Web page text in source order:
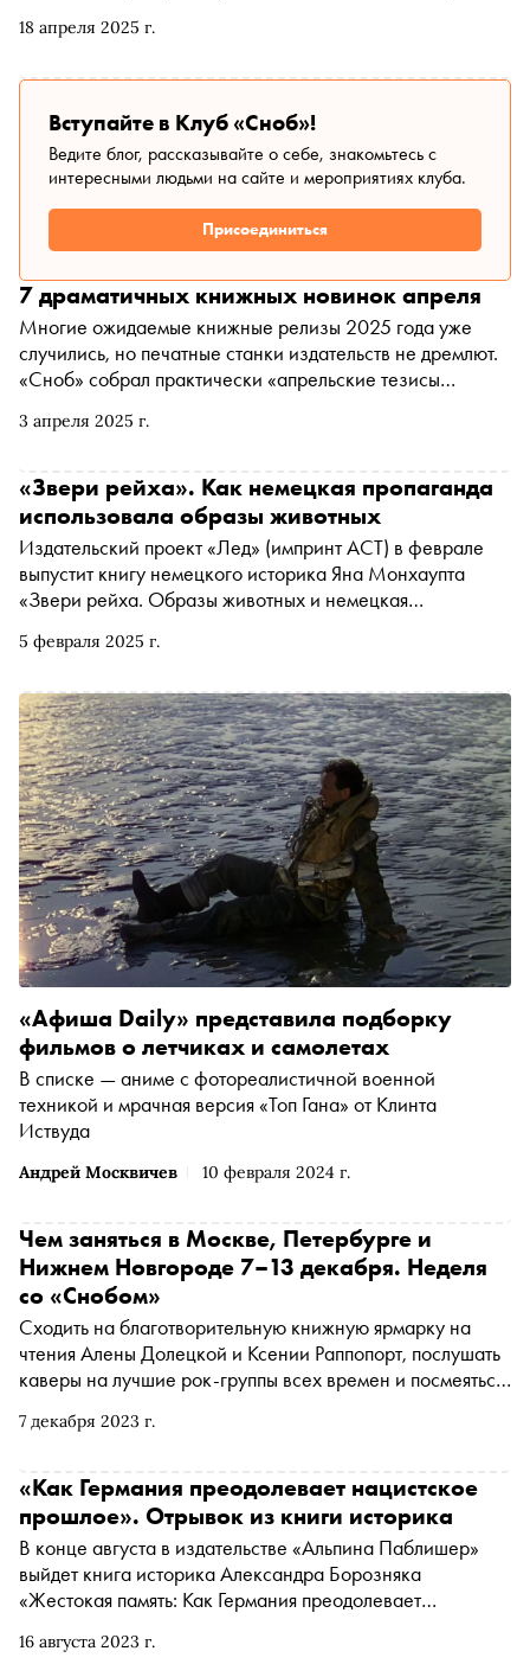
18 апреля 2025 г.
психологического факультета МГУ имени М. В.
будущего РАНХиГС и автором новой книги «Психология
достоинства: Искусство быть человеком» Александром
Асмоловым
Вступайте в Клуб «Сноб»!
Ведите блог, рассказывайте о себе, знакомьтесь с
интересными людьми на сайте и мероприятиях клуба.
Присоединиться
3 апреля 2025 г.
7 драматичных книжных новинок апреля
Многие ожидаемые книжные релизы 2025 года уже
случились, но печатные станки издательств не дремлют.
«Сноб» собрал практически «апрельские тезисы
«Апрельские тезисы» признано иностранным агентом
подборку непростых, но очень мощных новинок месяца
5 февраля 2025 г.
«Звери рейха». Как немецкая пропаганда
использовала образы животных
Издательский проект «Лед» (импринт АСТ) в феврале
выпустит книгу немецкого историка Яна Монхаупта
«Звери рейха. Образы животных и немецкая
идеологии нацистской диктатуры, а также в
публикует отрывок
Андрей Москвичев 10 февраля 2024 г.
«Афиша Daily» представила подборку
фильмов о летчиках и самолетах
В списке — аниме с фотореалистичной военной
техникой и мрачная версия «Топ Гана» от Клинта
Иствуда
7 декабря 2023 г.
Чем заняться в Москве, Петербурге и
Нижнем Новгороде 7–13 декабря. Неделя
со «Снобом»
Сходить на благотворительную книжную ярмарку на
чтения Алены Долецкой и Ксении Раппопорт, послушать
каверы на лучшие рок-группы всех времен и посмеяться
заняться и куда сходить на ближайшей неделе
16 августа 2023 г.
«Как Германия преодолевает нацистское
прошлое». Отрывок из книги историка
В конце августа в издательстве «Альпина Паблишер»
выйдет книга историка Александра Борозняка
«Жестокая память: Как Германия преодолевает
происходило после окончания Второй мировой: как